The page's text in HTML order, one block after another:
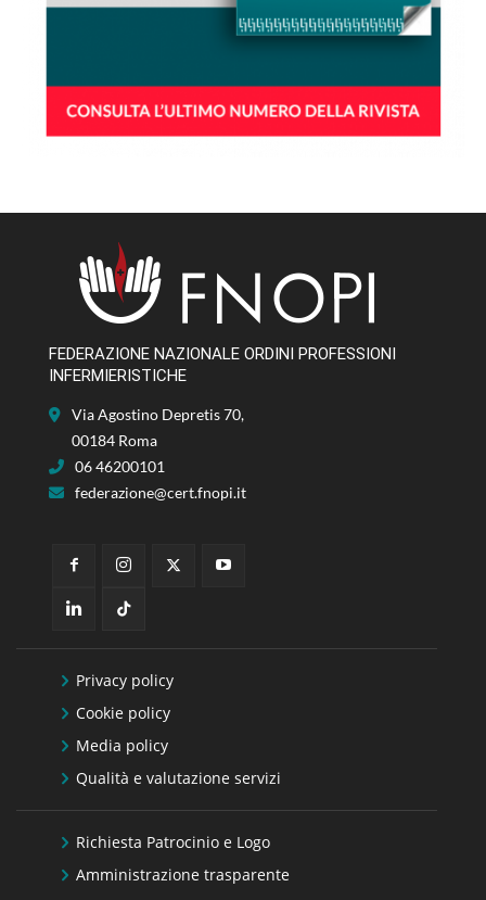
FEDERAZIONE NAZIONALE ORDINI PROFESSIONI
INFERMIERISTICHE
Via Agostino Depretis 70,
00184 Roma
06 46200101
federazione@cert.fnopi.it
Privacy policy
Cookie policy
Media policy
Qualità e valutazione servizi
Richiesta Patrocinio e Logo
Amministrazione trasparente